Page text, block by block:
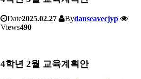
Date2025.02.27 Bydanseavecjyp
Views490
4학년 2월 교육계획안